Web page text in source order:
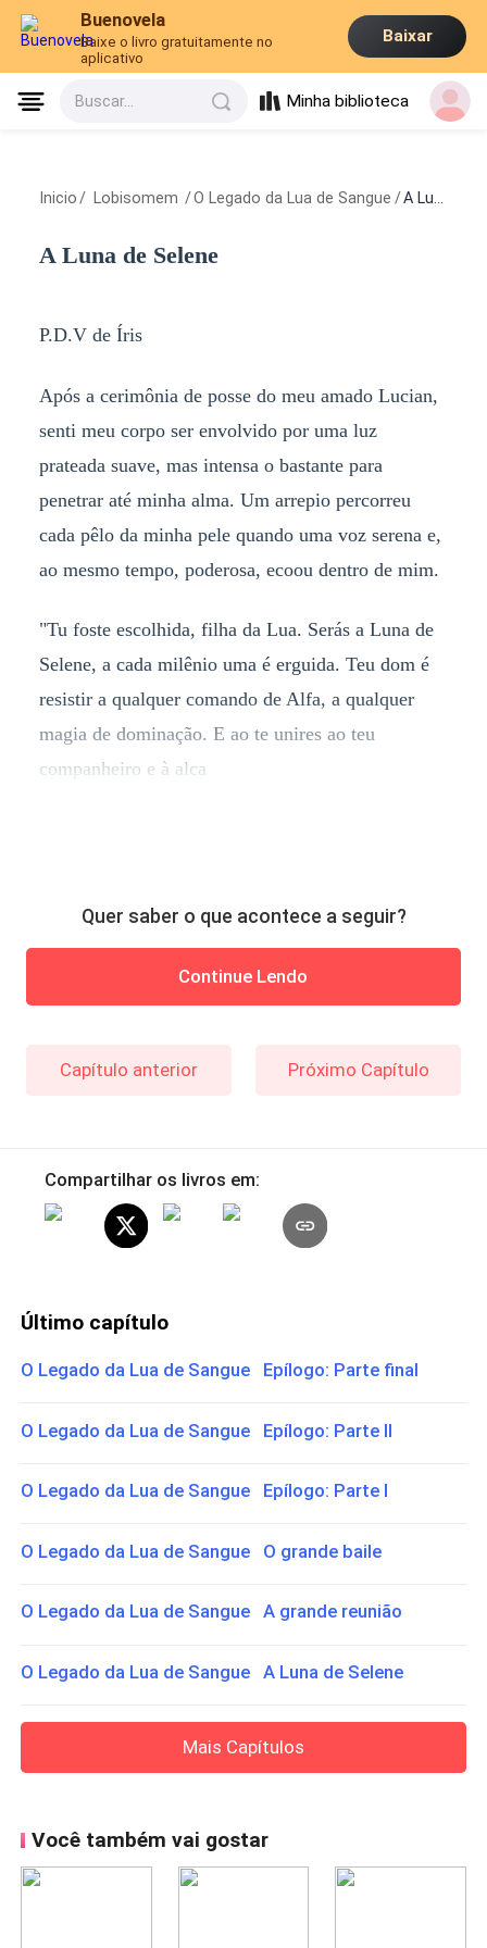
Buenovela
Baixe o livro gratuitamente no
aplicativo
Baixar
Buscar... Minha biblioteca
Inicio / Lobisomem /O Legado da Lua de Sangue /A Luna de Selene
A Luna de Selene
P.D.V de Íris
Após a cerimônia de posse do meu amado Lucian,
senti meu corpo ser envolvido por uma luz
prateada suave, mas intensa o bastante para
penetrar até minha alma. Um arrepio percorreu
cada pêlo da minha pele quando uma voz serena e,
ao mesmo tempo, poderosa, ecoou dentro de mim.
"Tu foste escolhida, filha da Lua. Serás a Luna de
Selene, a cada milênio uma é erguida. Teu dom é
resistir a qualquer comando de Alfa, a qualquer
magia de dominação. E ao te unires ao teu
companheiro e à alca
Quer saber o que acontece a seguir?
Continue Lendo
Capítulo anterior Próximo Capítulo
Compartilhar os livros em:
Último capítulo
O Legado da Lua de Sangue Epílogo: Parte final
O Legado da Lua de Sangue Epílogo: Parte II
O Legado da Lua de Sangue Epílogo: Parte I
O Legado da Lua de Sangue O grande baile
O Legado da Lua de Sangue A grande reunião
O Legado da Lua de Sangue A Luna de Selene
Mais Capítulos
Você também vai gostar